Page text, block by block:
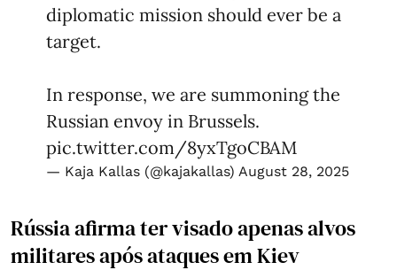
diplomatic mission should ever be a
target.
In response, we are summoning the
Russian envoy in Brussels.
pic.twitter.com/8yxTgoCBAM
— Kaja Kallas (@kajakallas) August 28, 2025
Rússia afirma ter visado apenas alvos
militares após ataques em Kiev